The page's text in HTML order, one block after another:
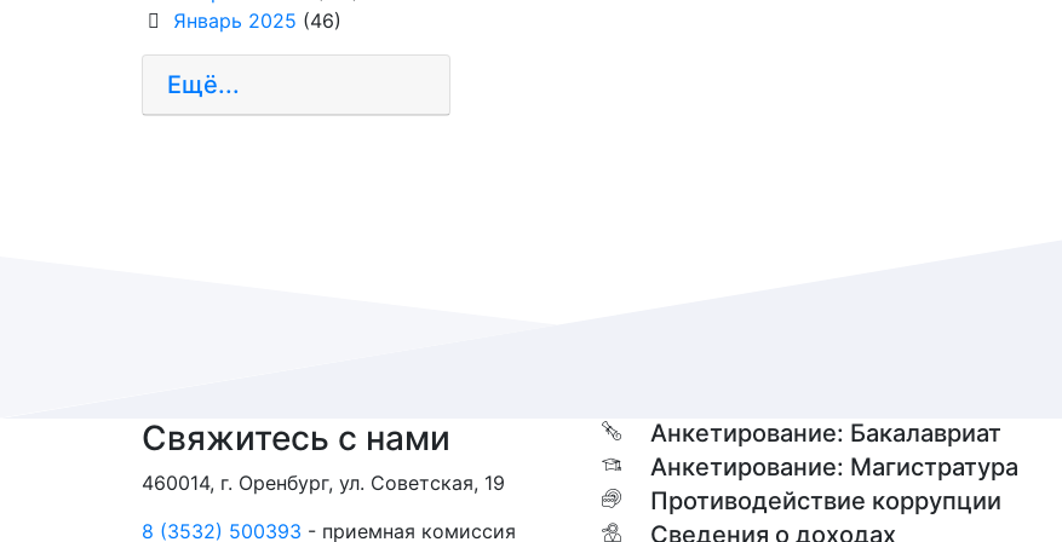
Январь 2025 (46)
Ещё...
Свяжитесь с нами
460014, г. Оренбург, ул. Советская, 19
8 (3532) 500393 - приемная комиссия
Анкетирование: Бакалавриат
Анкетирование: Магистратура
Противодействие коррупции
Сведения о доходах